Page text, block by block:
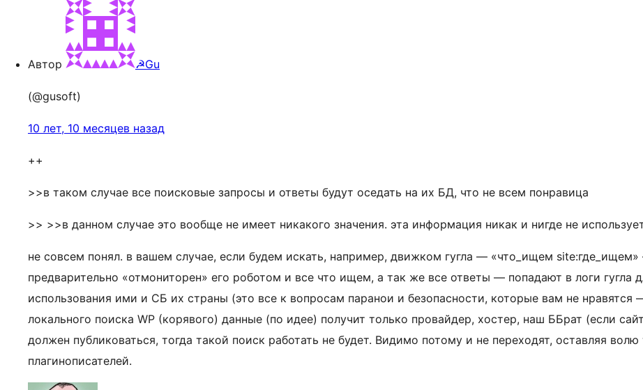
Автор ☭Gu
(@gusoft)
10 лет, 10 месяцев назад
++
>>в таком случае все поисковые запросы и ответы будут оседать на их БД, что не всем понравица
>> >>в данном случае это вообще не имеет никакого значения. эта информация никак и нигде не
не совсем понял. в вашем случае, если будем искать, например, движком гугла — «что_ищем
предварительно «отмониторен» его роботом и все что ищем, а так же все ответы — попадают в логи гугла
использования ими и СБ их страны (это все к вопросам паранои и безопасности, которые вам не нравятся
локального поиска WP (корявого) данные (по идее) получит только провайдер, хостер, наш ББрат (если
должен публиковаться, тогда такой поиск работать не будет. Видимо потому и не переходят, оставляя волю
плагинописателей.